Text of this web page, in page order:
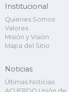
Institucional
Quienes Somos
Valores
Misión y Visión
Mapa del Sitio
Noticias
Últimas Noticias